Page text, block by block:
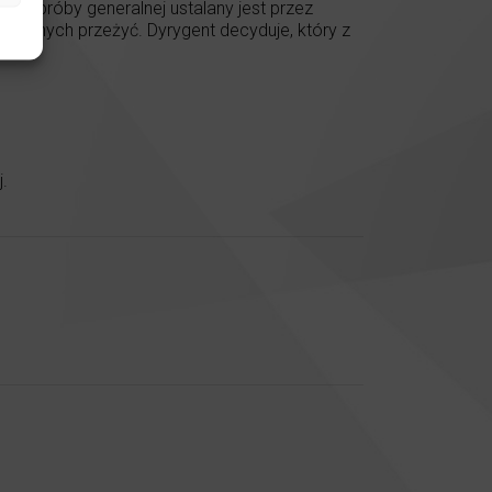
próby generalnej ustalany jest przez
przeżyć. Dyrygent decyduje, który z